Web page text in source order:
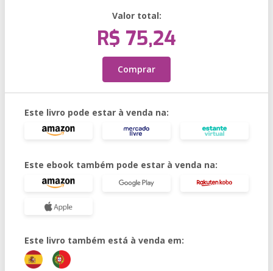
Valor total:
R$ 75,24
Comprar
Este livro pode estar à venda na:
Este ebook também pode estar à venda na:
Este livro também está à venda em: